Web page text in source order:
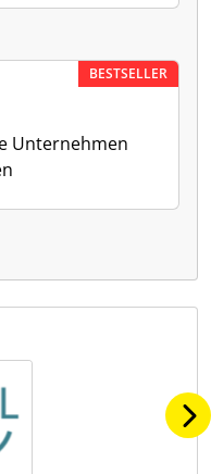
BESTSELLER
Unternehmen